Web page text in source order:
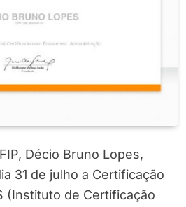
Décio Bruno Lopes,
31 de julho a Certificação
(Instituto de Certificação